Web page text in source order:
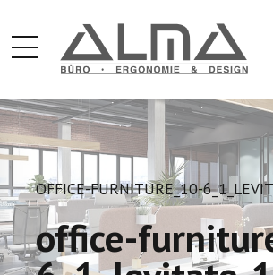
OFFICE-FURNITURE_10-
office-